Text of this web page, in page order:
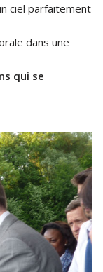
ciel parfaitement
dans une
qui se